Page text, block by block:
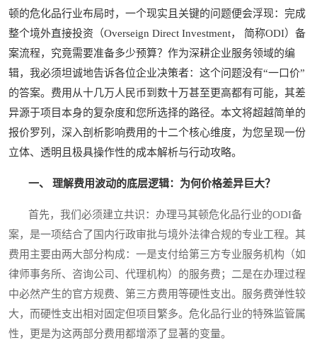
顿的危化品行业布局时，一个现实且关键的问题便会浮现：完成
整个境外直接投资（Overseign Direct Investment， 简称ODI）备
案流程，究竟需要准备多少预算？作为深耕企业服务领域的编
辑，我必须坦诚地告诉各位企业决策者：这个问题没有“一口价”
的答案。费用从十几万人民币到数十万甚至更高都有可能，其差
异源于项目本身的复杂度和您所选择的路径。本文将超越简单的
报价罗列，深入剖析影响费用的十二个核心维度，为您呈现一份
立体、透明且极具操作性的成本解析与行动攻略。
一、 理解费用波动的底层逻辑：为何价格差异巨大？
首先，我们必须建立共识：办理马其顿危化品行业的ODI备
案，是一项结合了国内行政审批与境外法律合规的专业工程。其
费用主要由两大部分构成：一是支付给第三方专业服务机构（如
律师事务所、咨询公司、代理机构）的服务费；二是在办理过程
中必然产生的官方规费、第三方费用等硬性支出。服务费弹性较
大，而硬性支出相对固定但项目繁多。危化品行业的特殊监管属
性，更是为这两部分费用都增添了显著的变量。